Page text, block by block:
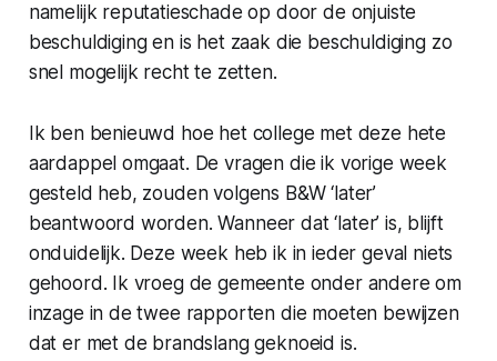
namelijk reputatieschade op door de onjuiste
beschuldiging en is het zaak die beschuldiging zo
snel mogelijk recht te zetten.
Ik ben benieuwd hoe het college met deze hete
aardappel omgaat. De vragen die ik vorige week
gesteld heb, zouden volgens B&W ‘later’
beantwoord worden. Wanneer dat ‘later’ is, blijft
onduidelijk. Deze week heb ik in ieder geval niets
gehoord. Ik vroeg de gemeente onder andere om
inzage in de twee rapporten die moeten bewijzen
dat er met de brandslang geknoeid is.